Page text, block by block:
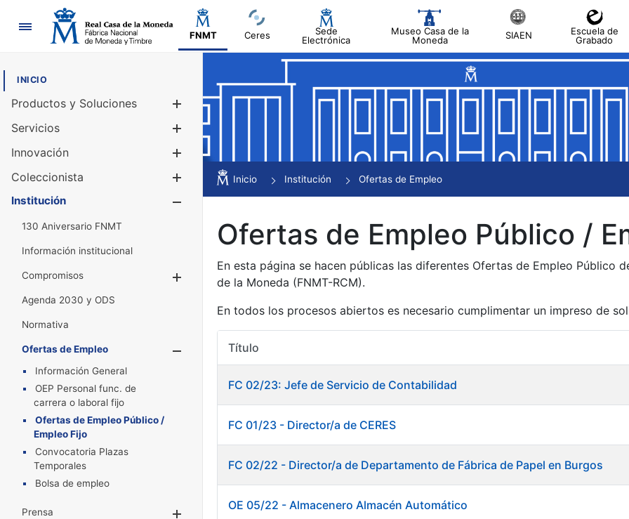
Navegación
FNMT Ceres
Sede
Electrónica
Museo Casa de la
Moneda
SIAEN
Escuela de
Grabado
INICIO
Productos y Soluciones
Mostrar/Ocultar
Servicios
Innovación
Coleccionista
Mostrar/Ocultar
Institución
130 Aniversario FNMT
Información institucional
Compromisos
Mostrar/Ocultar
Agenda 2030 y ODS
Normativa
Ofertas de Empleo
Mostrar/Ocultar
Información General
OEP Personal func. de
carrera o laboral fijo
Ofertas de Empleo Público /
Empleo Fijo
Convocatoria Plazas
Temporales
Bolsa de empleo
Prensa
Mostrar/Ocultar
Inicio Institución Ofertas de Empleo
Ofertas de Empleo Público /
En esta página se hacen públicas las diferentes Ofertas de Empleo Público
de la Moneda (FNMT-RCM).
En todos los procesos abiertos es necesario cumplimentar un impreso de
Título
FC 02/23: Jefe de Servicio de Contabilidad
FC 01/23 - Director/a de CERES
FC 02/22 - Director/a de Departamento de Fábrica de Papel en Burgos
OE 05/22 - Almacenero Almacén Automático